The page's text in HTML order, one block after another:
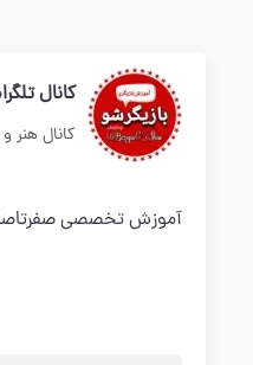
کانال
کانال هنر
آموزش تخصصی صفرتاصد